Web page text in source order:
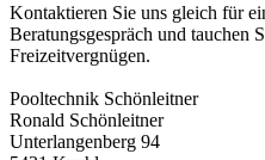
Kontaktieren Sie uns gleich für
Beratungsgespräch und tauchen
Freizeitvergnügen.
Pooltechnik Schönleitner
Ronald Schönleitner
Unterlangenberg 94